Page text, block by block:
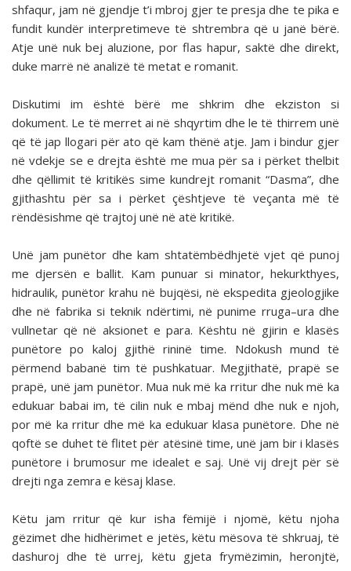
shfaqur, jam në gjendje t’i mbroj gjer te presja dhe te pika e
fundit kundër interpretimeve të shtrembra që u janë bërë.
Atje unë nuk bej aluzione, por flas hapur, saktë dhe direkt,
duke marrë në analizë të metat e romanit.
Diskutimi im është bërë me shkrim dhe ekziston si
dokument. Le të merret ai në shqyrtim dhe le të thirrem unë
që të jap llogari për ato që kam thënë atje. Jam i bindur gjer
në vdekje se e drejta është me mua për sa i përket thelbit
dhe qëllimit të kritikës sime kundrejt romanit “Dasma”, dhe
gjithashtu për sa i përket çështjeve të veçanta më të
rëndësishme që trajtoj unë në atë kritikë.
Unë jam punëtor dhe kam shtatëmbëdhjetë vjet që punoj
me djersën e ballit. Kam punuar si minator, hekurkthyes,
hidraulik, punëtor krahu në bujqësi, në ekspedita gjeologjike
dhe në fabrika si teknik ndërtimi, në punime rruga–ura dhe
vullnetar që në aksionet e para. Kështu në gjirin e klasës
punëtore po kaloj gjithë rininë time. Ndokush mund të
përmend babanë tim të pushkatuar. Megjithatë, prapë se
prapë, unë jam punëtor. Mua nuk më ka rritur dhe nuk më ka
edukuar babai im, të cilin nuk e mbaj mënd dhe nuk e njoh,
por më ka rritur dhe më ka edukuar klasa punëtore. Dhe në
qoftë se duhet të flitet për atësinë time, unë jam bir i klasës
punëtore i brumosur me idealet e saj. Unë vij drejt për së
drejti nga zemra e kësaj klase.
Këtu jam rritur që kur isha fëmijë i njomë, këtu njoha
gëzimet dhe hidhërimet e jetës, këtu mësova të shkruaj, të
dashuroj dhe të urrej, këtu gjeta frymëzimin, heronjtë,